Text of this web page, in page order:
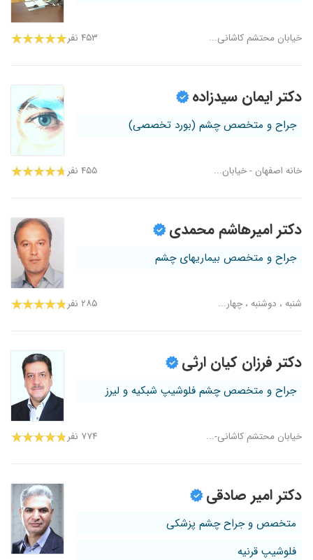
خیابان محتشم کاشانی... ۴۵۳ نفر
دکتر ایمان سیدزاده
جراح و متخصص چشم (بورد تخصصی)
خانه اصفهان - خیابان... ۴۵۵ نفر
دکتر امیرهاشم محمدی
جراح و متخصص بیماریهای چشم
شنبه ، دوشنبه ، چهار... ۲۸۵ نفر
دکتر فرزان کیان ارثی
جراح و متخصص چشم فلوشیپ شبکیه و لیرز
خیابان محتشم کاشانی-... ۷۷۴ نفر
دکتر امیر صادقی
متخصص و جراح چشم پزشکی
فلوشیپ قرنیه